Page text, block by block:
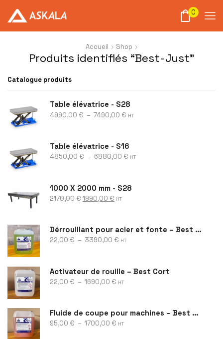
0
Accueil Shop
Produits identifiés “Best-Just”
Catalogue produits
Table élévatrice - S28
4990,00 € – 7490,00 € HT
Table élévatrice - S16
4850,00 € – 6880,00 € HT
1000 X 2000 mm - S28
2170,00€1990,00 € HT
Dérrouillant pour acier et fonte – Best Rust
22,00 € – 3390,00 € HT
Activateur de rouille – Best Cort
22,00 € – 1690,00 € HT
Fluide de coupe pour machines – Best Cool
95,00 € – 1700,00 € HT